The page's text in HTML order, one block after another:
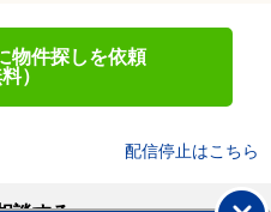
物件探しを依頼
）
配信停止はこちら